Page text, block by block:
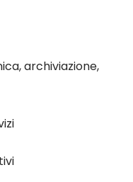
archiviazione,